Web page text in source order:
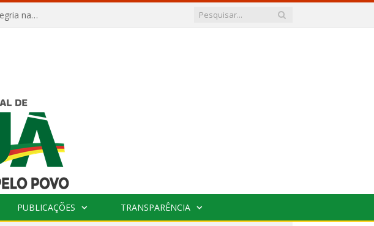
Afuá comemora 136 anos com orgulho, tradição e muita alegria na Quadra Dr. Nelson Salomão
PUBLICAÇÕES TRANSPARÊNCIA